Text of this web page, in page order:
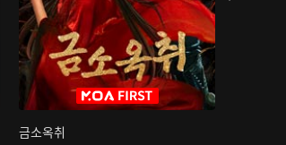
금소옥취